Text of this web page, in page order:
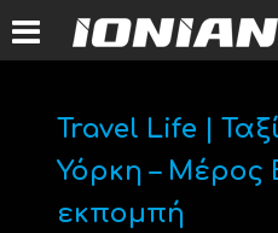
Travel Life |
Υόρκη – Μέρος
εκπομπή